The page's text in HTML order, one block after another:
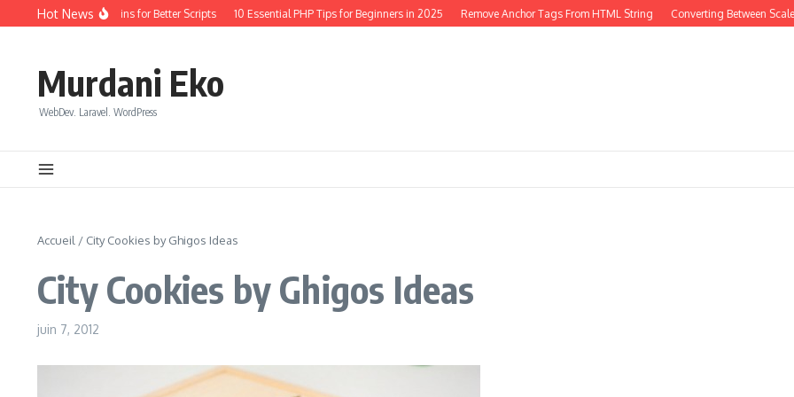
Aller au contenu
Hot News
Coding: Quick Wins for Better Scripts 10 Essential PHP Tips for Beginners in 2025 Remove Anchor Tags From HTML String Converting Between
Murdani Eko
WebDev. Laravel. WordPress
Accueil / City Cookies by Ghigos Ideas
City Cookies by Ghigos Ideas
juin 7, 2012